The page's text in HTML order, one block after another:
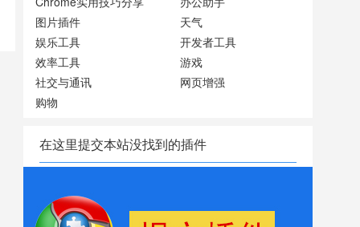
图片插件
天气
娱乐工具
开发者工具
效率工具
游戏
社交与通讯
网页增强
购物
在这里提交本站没找到的插件